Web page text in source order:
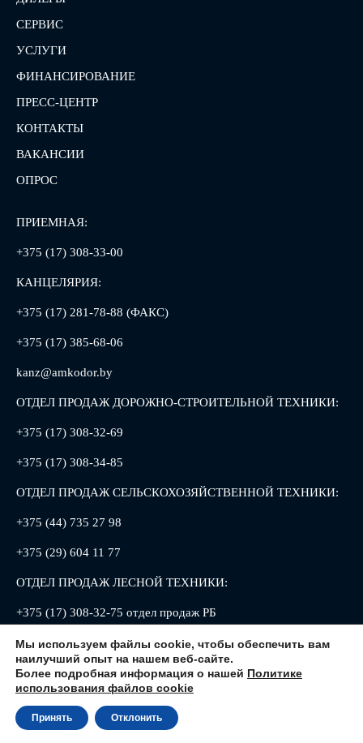
СЕРВИС
УСЛУГИ
ФИНАНСИРОВАНИЕ
ПРЕСС-ЦЕНТР
КОНТАКТЫ
ВАКАНСИИ
ОПРОС
ПРИЕМНАЯ:
+375 (17) 308-33-00
КАНЦЕЛЯРИЯ:
+375 (17) 281-78-88 (ФАКС)
+375 (17) 385-68-06
kanz@amkodor.by
ОТДЕЛ ПРОДАЖ ДОРОЖНО-СТРОИТЕЛЬНОЙ ТЕХНИКИ:
+375 (17) 308-32-69
+375 (17) 308-34-85
ОТДЕЛ ПРОДАЖ СЕЛЬСКОХОЗЯЙСТВЕННОЙ ТЕХНИКИ:
+375 (44) 735 27 98
+375 (29) 604 11 77
ОТДЕЛ ПРОДАЖ ЛЕСНОЙ ТЕХНИКИ:
+375 (17) 308-32-75 отдел продаж РБ
+375 (17) 308-32-88 отдел продаж РФ
220013, Республика Беларусь, г. Минск, ул. Петруся Бровки, 8
Мы используем файлы cookie, чтобы обеспечить вам
наилучший опыт на нашем веб-сайте.
Более подробная информация о нашей Политике
использования файлов cookie
Принять Отклонить